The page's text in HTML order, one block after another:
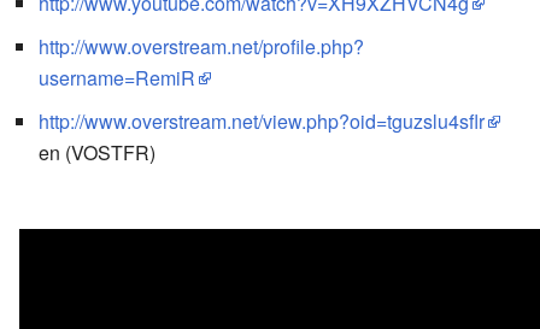
http://www.overstream.net/profile.php?
username=RemiR
http://www.overstream.net/view.php?oid=tguzslu4sflr
en (VOSTFR)